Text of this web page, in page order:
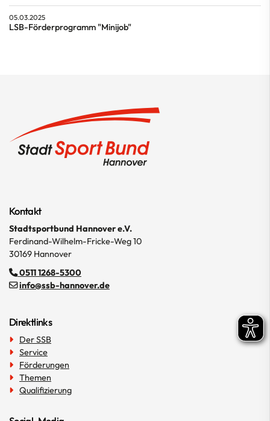
05.03.2025
LSB-Förderprogramm "Minijob"
Kontakt
Stadtsportbund Hannover e.V.
Ferdinand-Wilhelm-Fricke-Weg 10
30169 Hannover
0511 1268-5300
info@ssb-hannover.de
Direktlinks
Der SSB
Service
Förderungen
Themen
Qualifizierung